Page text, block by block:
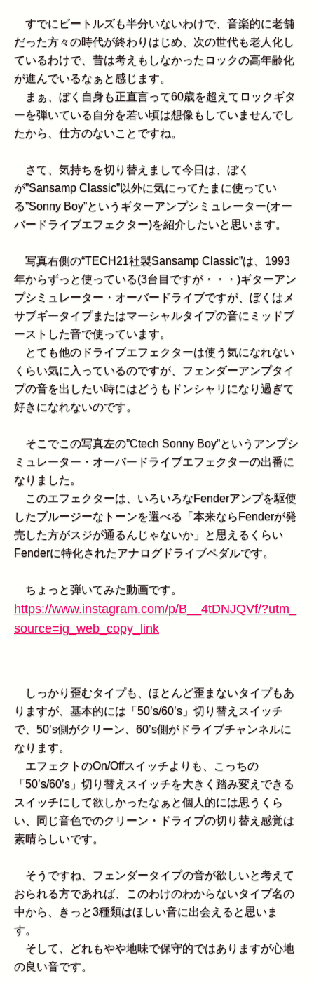
すでにビートルズも半分いないわけで、音楽的に老舗
だった方々の時代が終わりはじめ、次の世代も老人化し
ているわけで、昔は考えもしなかったロックの高年齢化
が進んでいるなぁと感じます。
まぁ、ぼく自身も正直言って60歳を超えてロックギタ
ーを弾いている自分を若い頃は想像もしていませんでし
たから、仕方のないことですね。
さて、気持ちを切り替えまして今日は、ぼく
が”Sansamp Classic”以外に気にってたまに使ってい
る”Sonny Boy”というギターアンプシミュレーター(オー
バードライブエフェクター)を紹介したいと思います。
写真右側の“TECH21社製Sansamp Classic”は、1993
年からずっと使っている(3台目ですが・・・)ギターアン
プシミュレーター・オーバードライブですが、ぼくはメ
サブギータイプまたはマーシャルタイプの音にミッドブ
ーストした音で使っています。
とても他のドライブエフェクターは使う気になれない
くらい気に入っているのですが、フェンダーアンプタイ
プの音を出したい時にはどうもドンシャリになり過ぎて
好きになれないのです。
そこでこの写真左の”Ctech Sonny Boy”というアンプシ
ミュレーター・オーバードライブエフェクターの出番に
なりました。
このエフェクターは、いろいろなFenderアンプを駆使
したブルージーなトーンを選べる「本来ならFenderが発
売した方がスジが通るんじゃないか」と思えるくらい
Fenderに特化されたアナログドライブペダルです。
ちょっと弾いてみた動画です。
https://www.instagram.com/p/B__4tDNJQVf/?utm_
source=ig_web_copy_link
しっかり歪むタイプも、ほとんど歪まないタイプもあ
りますが、基本的には「50’s/60’s」切り替えスイッチ
で、50’s側がクリーン、60’s側がドライブチャンネルに
なります。
エフェクトのOn/Offスイッチよりも、こっちの
「50’s/60’s」切り替えスイッチを大きく踏み変えできる
スイッチにして欲しかったなぁと個人的には思うくら
い、同じ音色でのクリーン・ドライブの切り替え感覚は
素晴らしいです。
そうですね、フェンダータイプの音が欲しいと考えて
おられる方であれば、このわけのわからないタイプ名の
中から、きっと3種類はほしい音に出会えると思いま
す。
そして、どれもやや地味で保守的ではありますが心地
の良い音です。